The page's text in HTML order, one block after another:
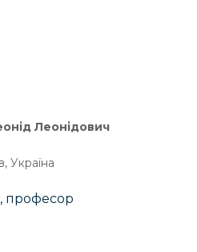
Леонідович
Україна
професор